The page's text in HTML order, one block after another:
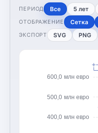
ПЕРИОД Все 5 лет
ОТОБРАЖЕНИЕ Сетка
ЭКСПОРТ SVG PNG
400,0 млн евро
500,0 млн евро
600,0 млн евро